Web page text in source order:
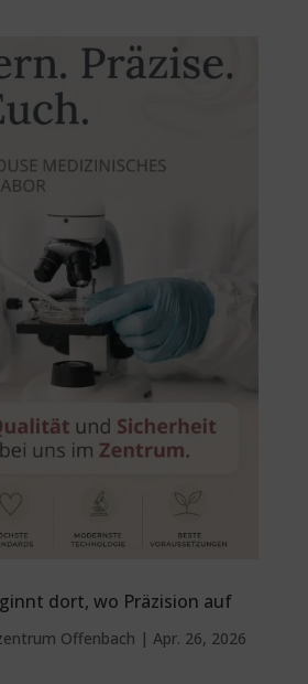
dort, wo Präzision auf
Offenbach | Apr. 26, 2026